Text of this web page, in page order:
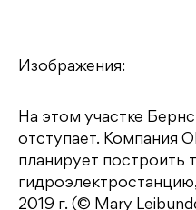
Изображения:
На этом участке
отступает. Компания
планирует построить
2019 г. (© Mary